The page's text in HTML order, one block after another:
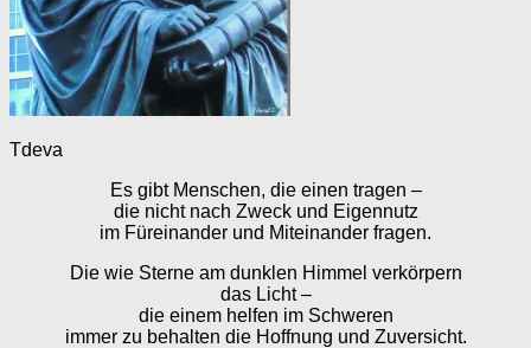
Tdeva
Es gibt Menschen, die einen tragen –
die nicht nach Zweck und Eigennutz
im Füreinander und Miteinander fragen.
Die wie Sterne am dunklen Himmel verkörpern
das Licht –
die einem helfen im Schweren
immer zu behalten die Hoffnung und Zuversicht.